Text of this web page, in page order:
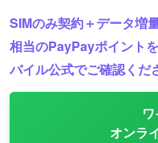
SIMのみ契約＋データ増
相当のPayPayポイント
バイル公式でご確認くだ
オンラ